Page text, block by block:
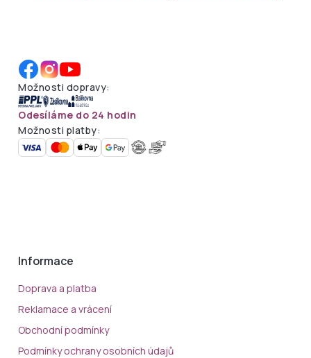
Možnosti dopravy:
Odesíláme do 24 hodin
Možnosti platby:
Informace
Doprava a platba
Reklamace a vrácení
Obchodní podmínky
Podmínky ochrany osobních údajů